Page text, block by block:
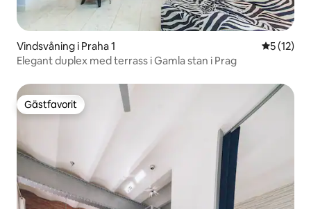
Vindsvåning i Praha 1 5 av 5 i
5 (12)
Elegant duplex med terrass i Gamla stan i Prag
Gästfavorit
Gästfavorit